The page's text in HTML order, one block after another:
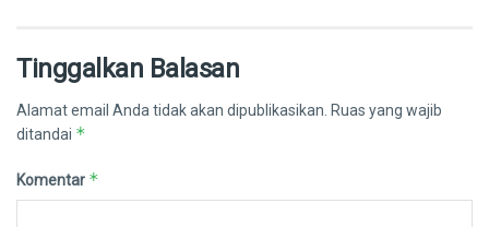
Tinggalkan Balasan
Alamat email Anda tidak akan dipublikasikan. Ruas yang wajib
ditandai *
Komentar *